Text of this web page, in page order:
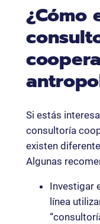
¿Cómo
Si estás
consultoría
existen
Algunas
Investigar
línea